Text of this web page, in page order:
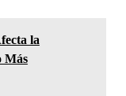
la
Más